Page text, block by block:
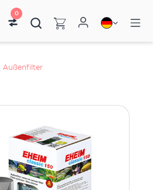
0
Außenfilter